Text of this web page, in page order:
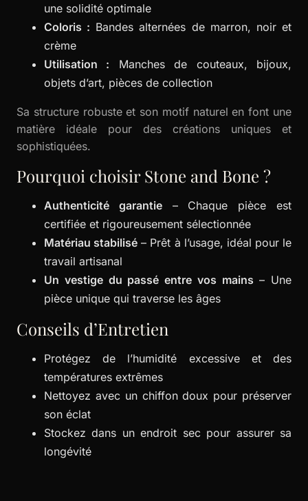
une solidité optimale
Coloris : Bandes alternées de marron, noir et
crème
Utilisation : Manches de couteaux, bijoux,
objets d’art, pièces de collection
Sa structure robuste et son motif naturel en font une
matière idéale pour des créations uniques et
sophistiquées.
Pourquoi choisir Stone and Bone ?
Authenticité garantie– Chaque pièce est
certifiée et rigoureusement sélectionnée
Matériau stabilisé – Prêt à l’usage, idéal pour le
travail artisanal
Un vestige du passé entre vos mains – Une
pièce unique qui traverse les âges
Conseils d’Entretien
Protégez de l’humidité excessive et des
températures extrêmes
Nettoyez avec un chiffon doux pour préserver
son éclat
Stockez dans un endroit sec pour assurer sa
longévité